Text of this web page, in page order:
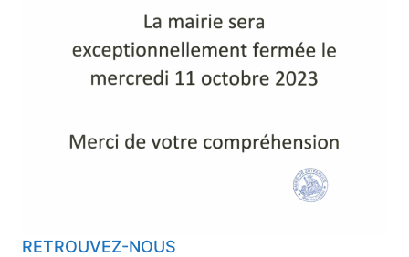
RETROUVEZ-NOUS